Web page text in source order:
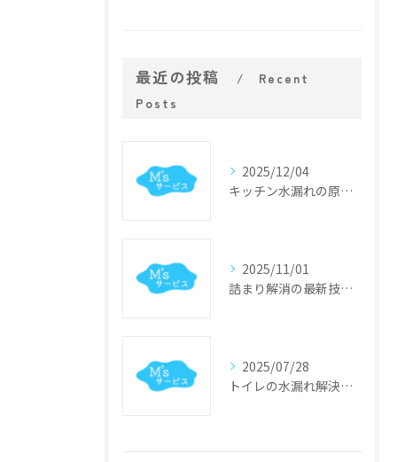
最近の投稿
Recent
Posts
2025/12/04
キッチン水漏れの原因特定と迅速修理のポイント
2025/11/01
詰まり解消の最新技術と業界動向
2025/07/28
トイレの水漏れ解決法と修理手順